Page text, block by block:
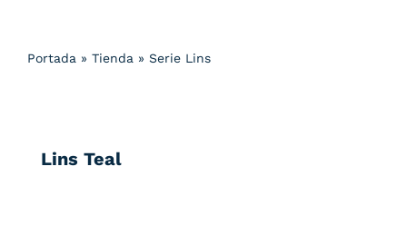
Portada » Tienda » Serie Lins
Lins Teal